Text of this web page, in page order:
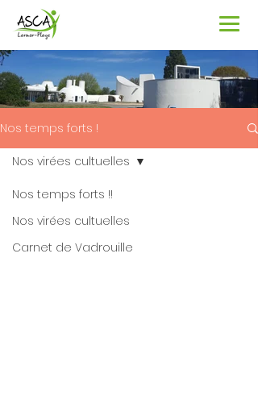
Nos temps forts !
Nos temps forts !!
Nos virées cultuelles
Carnet de Vadrouille
Nos virées cultuelles